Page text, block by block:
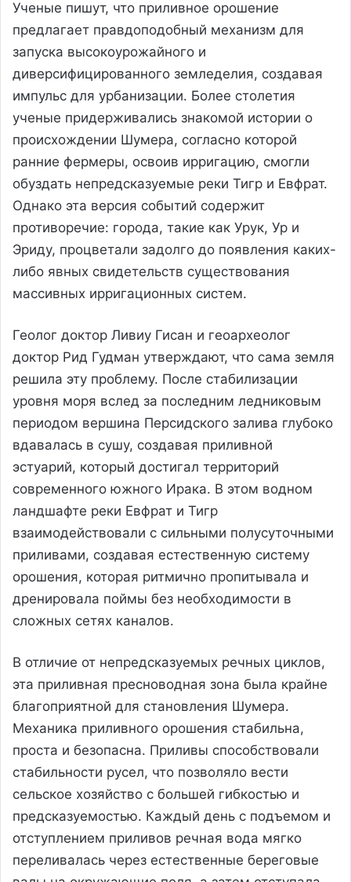
Ученые пишут, что приливное орошение
предлагает правдоподобный механизм для
запуска высокоурожайного и
диверсифицированного земледелия, создавая
импульс для урбанизации. Более столетия
ученые придерживались знакомой истории о
происхождении Шумера, согласно которой
ранние фермеры, освоив ирригацию, смогли
обуздать непредсказуемые реки Тигр и Евфрат.
Однако эта версия событий содержит
противоречие: города, такие как Урук, Ур и
Эриду, процветали задолго до появления каких-
либо явных свидетельств существования
массивных ирригационных систем.
Геолог доктор Ливиу Гисан и геоархеолог
доктор Рид Гудман утверждают, что сама земля
решила эту проблему. После стабилизации
уровня моря вслед за последним ледниковым
периодом вершина Персидского залива глубоко
вдавалась в сушу, создавая приливной
эстуарий, который достигал территорий
современного южного Ирака. В этом водном
ландшафте реки Евфрат и Тигр
взаимодействовали с сильными полусуточными
приливами, создавая естественную систему
орошения, которая ритмично пропитывала и
дренировала поймы без необходимости в
сложных сетях каналов.
В отличие от непредсказуемых речных циклов,
эта приливная пресноводная зона была крайне
благоприятной для становления Шумера.
Механика приливного орошения стабильна,
проста и безопасна. Приливы способствовали
стабильности русел, что позволяло вести
сельское хозяйство с большей гибкостью и
предсказуемостью. Каждый день с подъемом и
отступлением приливов речная вода мягко
переливалась через естественные береговые